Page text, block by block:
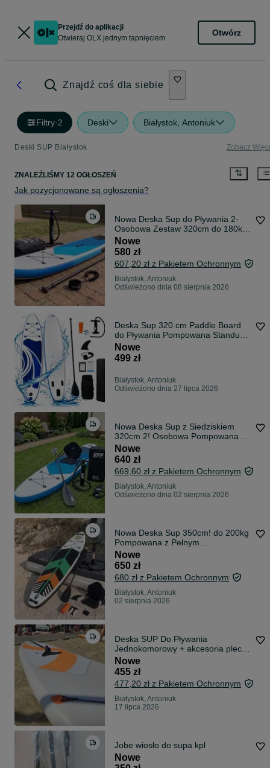
Przejdź do aplikacji
Otwieraj OLX jednym tapnięciem
Otwórz
Znajdź coś dla siebie
Filtry·2 Deski Białystok, Antoniuk
Deski SUP Białystok Zobacz
ZNALEŹLIŚMY 12 OGŁOSZEŃ
Jak pozycjonowane są ogłoszenia?
Nowa Deska Sup do Pływania 2-
Osobowa Zestaw 320cm do 180kg
Całe Wyposażenie
Nowe
580 zł
607,20 zł z Pakietem Ochronnym
Białystok, Antoniuk
Odświeżono dnia 08 sierpnia 2026
Deska Sup 320 cm Paddle Board
do Pływania Pompowana Standu
Up + Akcesoria
Nowe
499 zł
Białystok, Antoniuk
Odświeżono dnia 27 lipca 2026
Nowa Deska Sup z Siedziskiem
320cm 2! Osobowa Pompowana do
Pływania 2x Wiosło! do 200kg
Pełny Zestaw Akcesoria
Nowe
640 zł
669,60 zł z Pakietem Ochronnym
Białystok, Antoniuk
Odświeżono dnia 02 sierpnia 2026
Nowa Deska Sup 350cm! do 200kg
Pompowana z Pełnym
Wyposażeniem Siedziskiem i 2x i
1x Wiosłem - fv
Nowe
650 zł
680 zł z Pakietem Ochronnym
Białystok, Antoniuk
02 sierpnia 2026
Deska SUP Do Pływania
Jednokomorowy + akcesoria plecak
linka bezpieczeństwa
Nowe
455 zł
477,20 zł z Pakietem Ochronnym
Białystok, Antoniuk
17 lipca 2026
Jobe wiosło do supa kpl
Nowe